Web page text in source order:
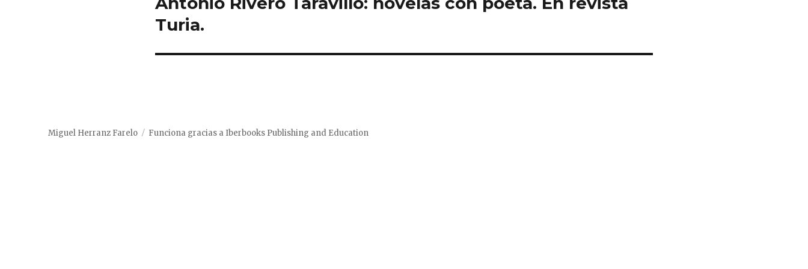
entradas
Turia.
Miguel Herranz Farelo Funciona gracias a Iberbooks Publishing and Education